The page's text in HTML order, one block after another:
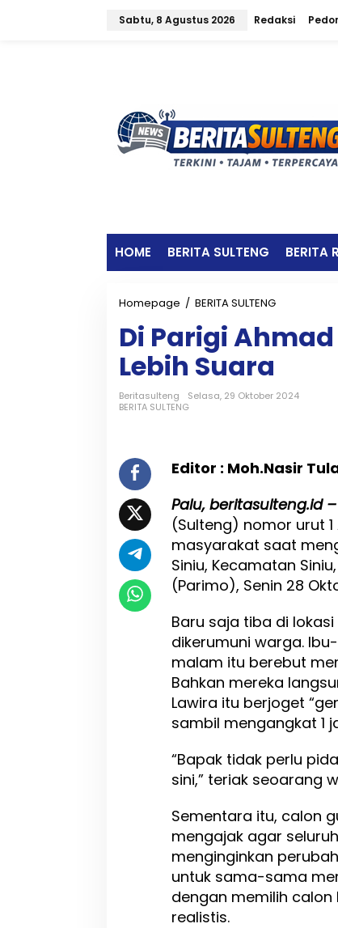
Sabtu, 8 Agustus 2026 Redaksi
HOME BERITA SULTENG BERITA
Homepage / BERITA SULTENG
P
a
g
a
A
i
T
a
r
g
t
k
a
n
2
0
0
R
b
u
b
i
h
S
u
a
Di Parigi
Lebih Suara
Beritasulteng
Selasa, 29 Oktober 2024
BERITA SULTENG
Editor : Moh.Nasir
Palu, beritasulteng.id –
(Sulteng) nomor urut
masyarakat saat
Siniu, Kecamatan
(Parimo), Senin 28
Baru saja tiba di
dikerumuni warga.
malam itu berebut
Bahkan mereka
Lawira itu berjoget
sambil mengangkat 1
“Bapak tidak perlu
sini,” teriak seoarang
Sementara itu, calon
mengajak agar
menginginkan
untuk sama-sama
dengan memilih
realistis.